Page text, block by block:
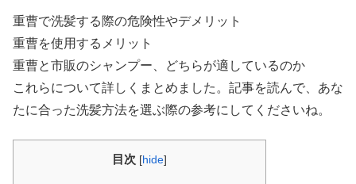
重曹で洗髪する際の危険性やデメリット
重曹を使用するメリット
重曹と市販のシャンプー、どちらが適しているのか
これらについて詳しくまとめました。記事を読んで、あな
たに合った洗髪方法を選ぶ際の参考にしてくださいね。
目次 [hide]